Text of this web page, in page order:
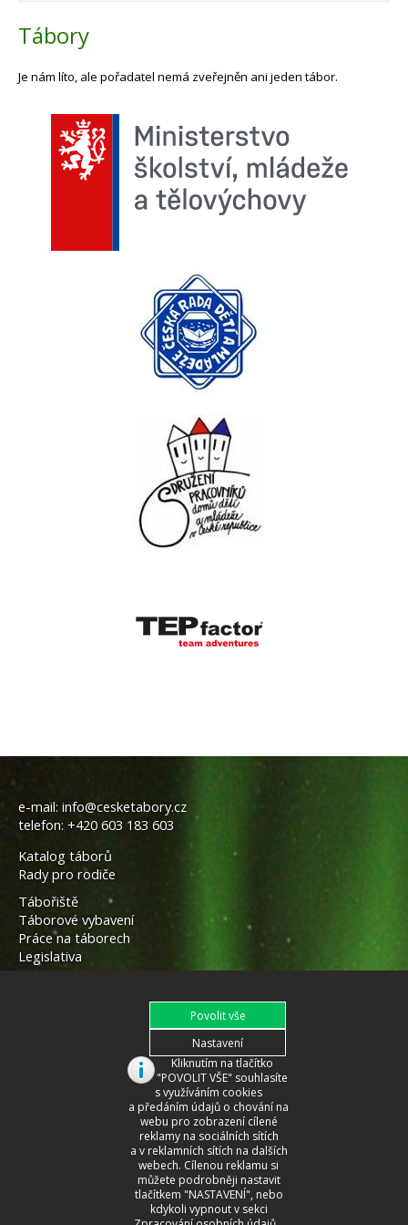
Tábory
Je nám líto, ale pořadatel nemá zveřejněn ani jeden tábor.
e-mail: info@cesketabory.cz
telefon: +420 603 183 603
Katalog táborů
Rady pro rodiče
Tábořiště
Táborové vybavení
Práce na táborech
Legislativa
© 2008 - 2026 České Tábory.cz
Kliknutím na tlačítko
"POVOLIT VŠE" souhlasíte
s využíváním cookies
a předáním údajů o chování na
webu pro zobrazení cílené
reklamy na sociálních sítích
a v reklamních sítích na dalších
webech. Cílenou reklamu si
můžete podrobněji nastavit
tlačítkem "NASTAVENÍ", nebo
kdykoli vypnout v sekci